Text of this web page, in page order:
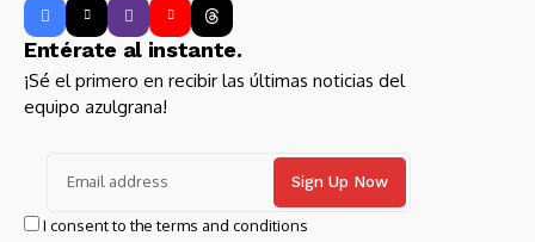
Entérate al instante.
¡Sé el primero en recibir las últimas noticias del
equipo azulgrana!
I consent to the terms and conditions